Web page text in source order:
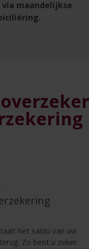
maandelijkse
het saldo van uw
terug. Zo bent u zeker